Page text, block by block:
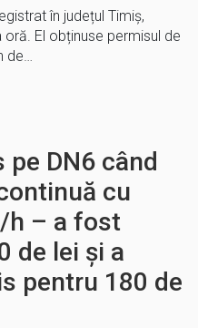
în județul Timiș,
El obținuse permisul de
de…
DN6 când
cu
h – a fost
de lei și a
pentru 180 de